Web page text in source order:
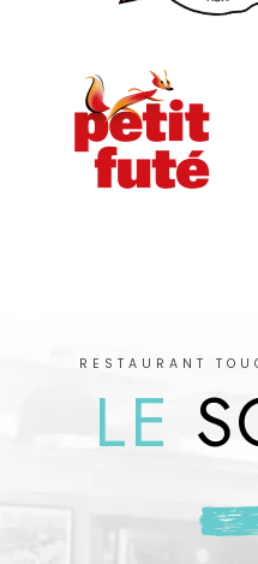
RESTAURANT
LE